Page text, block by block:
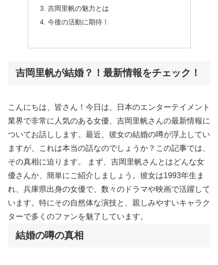
吉岡里帆の魅力とは
今後の活動に期待！
吉岡里帆が結婚？！最新情報をチェック！
こんにちは、皆さん！今日は、日本のエンターテイメント
業界で非常に人気のある女優、吉岡里帆さんの最新情報に
ついてお話しします。最近、彼女の結婚の噂が浮上してい
ますが、これは本当の話なのでしょうか？この記事では、
その真相に迫ります。 まず、吉岡里帆さんとはどんな女
優さんか、簡単にご紹介しましょう。彼女は1993年生ま
れ、兵庫県出身の女優で、数々のドラマや映画で活躍して
います。特にその自然体な演技と、親しみやすいキャラク
ターで多くのファンを魅了しています。
結婚の噂の真相